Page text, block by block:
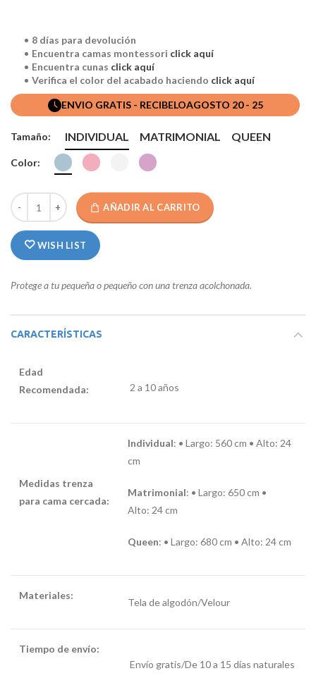
8 días para devolución
Encuentra camas montessori click aquí
Encuentra cunas click aquí
Verifica el color del acabado haciendo click aquí
ENVIO GRATIS - RECIBELOAGOSTO 20 - 25
Tamaño: INDIVIDUAL MATRIMONIAL QUEEN
Color:
AÑADIR AL CARRITO
WISH LIST
Protege a tu pequeña o pequeño con una trenza acolchonada.
CARACTERÍSTICAS
Edad
Recomendada:
2 a 10 años
Medidas trenza
para cama cercada:
Individual: • Largo: 560 cm • Alto: 24
cm
Matrimonial: • Largo: 650 cm •
Alto: 24 cm
Queen: • Largo: 680 cm • Alto: 24 cm
Materiales:
Tela de algodón/Velour
Tiempo de envío:
Envío gratis/De 10 a 15 días naturales